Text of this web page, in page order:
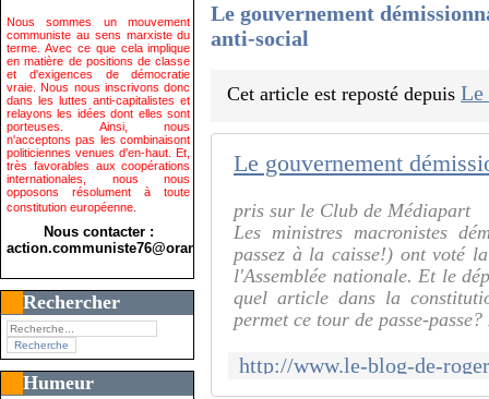
Nous sommes un mouvement
communiste au sens marxiste du
terme. Avec ce que cela implique
en matière de positions de classe
et d'exigences de démocratie
vraie. Nous nous inscrivons donc
dans les luttes anti-capitalistes et
relayons les idées dont elles sont
porteuses. Ainsi, nous
n'acceptons pas les combinaisont
politiciennes venues d'en-haut. Et,
très favorables aux coopérations
internationales, nous nous
opposons résolument à toute
constitution européenne.
Nous contacter :
action.communiste76@orange.fr>
Rechercher
Humeur
Le gouvernement
anti-social
Cet article est reposté depuisLe
pris sur le Club de Médiapart
Les ministres macronistes
passez à la caisse!) ont voté
l'Assemblée nationale. Et le
quel article dans la
permet ce tour de passe-